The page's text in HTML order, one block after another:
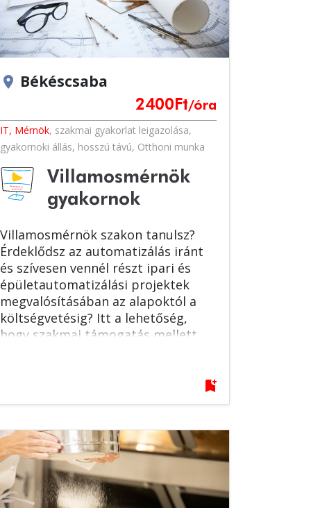
location_on Békéscsaba
2400 Ft/óra
IT, Mérnök, szakmai gyakorlat leigazolása,
gyakornoki állás, hosszú távú, Otthoni munka
Villamosmérnök
gyakornok
Villamosmérnök szakon tanulsz?
Érdeklődsz az automatizálás iránt
és szívesen vennél részt ipari és
épületautomatizálási projektek
megvalósításában az alapoktól a
költségvetésig? Itt a lehetőség,
hogy szakmai támogatás mellett
bookmark_add